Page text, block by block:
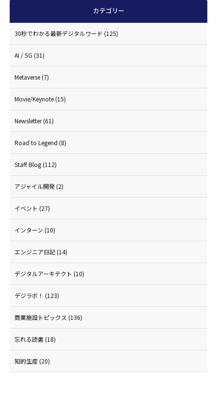
カテゴリー
30秒でわかる最新デジタルワード (125)
AI / 5G (31)
Metaverse(7)
Movie/Keynote(15)
Newsletter(61)
Road to Legend (8)
Staff Blog(112)
アジャイル開発(2)
イベント (27)
インターン (10)
エンジニア日記(14)
デジタルアーキテクト (10)
デジラボ！ (123)
商業施設トピックス (136)
忘れる読書(18)
知的生産(20)